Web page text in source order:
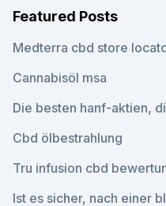
Featured Posts
Medterra cbd store
Cannabisöl msa
Die besten hanf-aktien,
Cbd ölbestrahlung
Tru infusion cbd
Ist es sicher, nach einer